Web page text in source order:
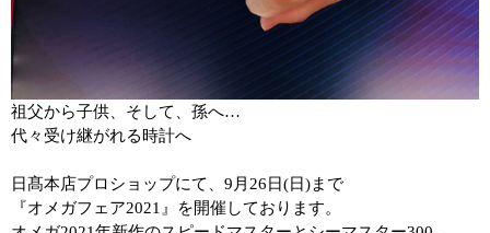
祖父から子供、そして、孫へ…
代々受け継がれる時計へ
日髙本店プロショップにて、 9 月 26 日(日)まで
『オメガフェア2021 』を開催しております。